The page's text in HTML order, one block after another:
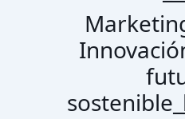
sostenible_